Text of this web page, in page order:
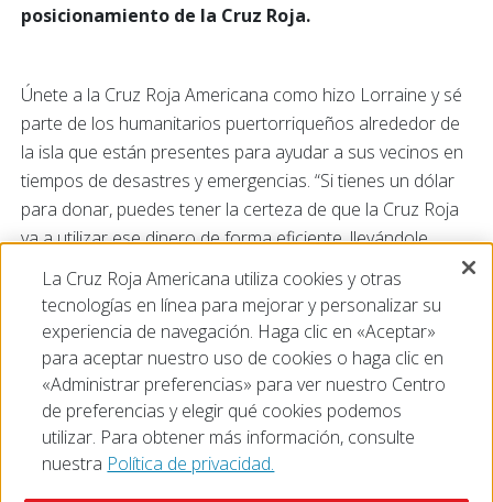
posicionamiento de la Cruz Roja.
Únete a la Cruz Roja Americana como hizo Lorraine y sé
parte de los humanitarios puertorriqueños alrededor de
la isla que están presentes para ayudar a sus vecinos en
tiempos de desastres y emergencias. “Si tienes un dólar
para donar, puedes tener la certeza de que la Cruz Roja
va a utilizar ese dinero de forma eficiente, llevándole
ayuda al que la necesita”, finalizó Lorraine.
Para conocer
sobre las oportunidades de voluntariado o para
realizar un donativo a la Cruz Roja Americana,
accede cruzrojapr.net.
La Cruz Roja Americana utiliza cookies y otras
tecnologías en línea para mejorar y personalizar su
experiencia de navegación. Haga clic en «Aceptar»
para aceptar nuestro uso de cookies o haga clic en
«Administrar preferencias» para ver nuestro Centro
de preferencias y elegir qué cookies podemos
utilizar. Para obtener más información, consulte
nuestra Política de privacidad.